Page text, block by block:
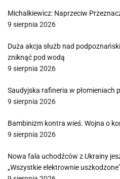
Michalkiewicz: Naprzeciw
9 sierpnia 2026
Duża akcja służb nad
zniknąć pod wodą
9 sierpnia 2026
Saudyjska rafineria w płomieniach
9 sierpnia 2026
Bambinizm kontra wieś. Wojna o
9 sierpnia 2026
Nowa fala uchodźców z Ukrainy
„Wszystkie elektrownie